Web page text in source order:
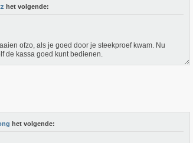
het volgende:
ofzo, als je goed door je steekproef kwam. Nu
de kassa goed kunt bedienen.
het volgende: